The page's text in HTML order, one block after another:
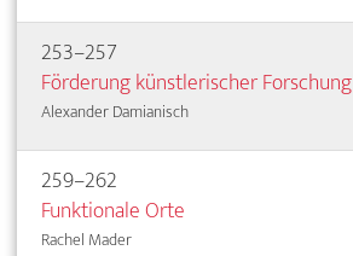
253–257
Förderung künstlerischer Forschung
Alexander Damianisch
259–262
Funktionale Orte
Rachel Mader